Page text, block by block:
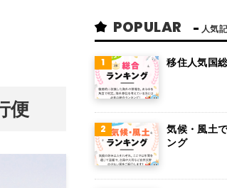
便
POPULAR 人気
移住人気国
気候・風土
ング